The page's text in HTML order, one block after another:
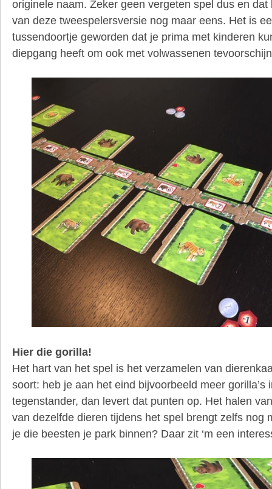
originele naam. Zeker geen vergeten spel dus en
van deze tweespelersversie nog maar eens. Het is
tussendoortje geworden dat je prima met kinderen
diepgang heeft om ook met volwassenen
Hier die gorilla!
Het hart van het spel is het verzamelen van
soort: heb je aan het eind bijvoorbeeld meer gorilla’s
tegenstander, dan levert dat punten op. Het halen
van dezelfde dieren tijdens het spel brengt zelfs nog
je die beesten je park binnen? Daar zit ‘m een